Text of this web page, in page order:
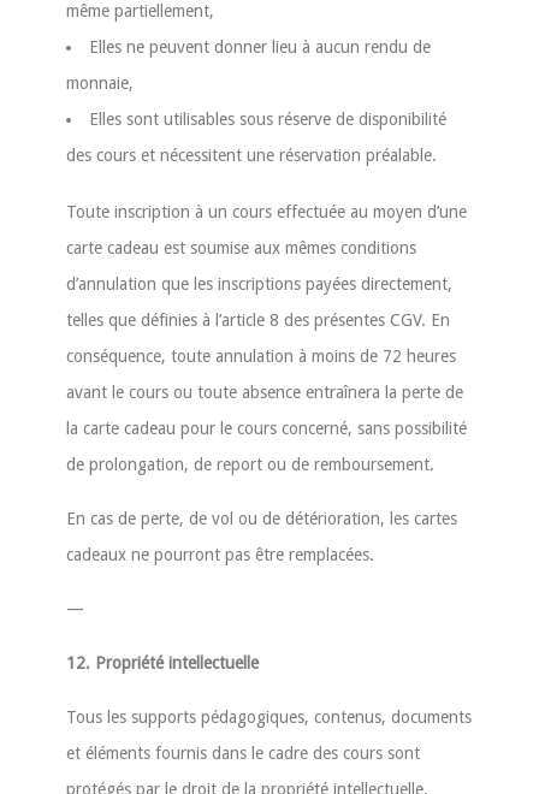
même partiellement,
Elles ne peuvent donner lieu à aucun rendu de
monnaie,
Elles sont utilisables sous réserve de disponibilité
des cours et nécessitent une réservation préalable.
Toute inscription à un cours effectuée au moyen d’une
carte cadeau est soumise aux mêmes conditions
d’annulation que les inscriptions payées directement,
telles que définies à l’article 8 des présentes CGV. En
conséquence, toute annulation à moins de 72 heures
avant le cours ou toute absence entraînera la perte de
la carte cadeau pour le cours concerné, sans possibilité
de prolongation, de report ou de remboursement.
En cas de perte, de vol ou de détérioration, les cartes
cadeaux ne pourront pas être remplacées.
—
12. Propriété intellectuelle
Tous les supports pédagogiques, contenus, documents
et éléments fournis dans le cadre des cours sont
protégés par le droit de la propriété intellectuelle.